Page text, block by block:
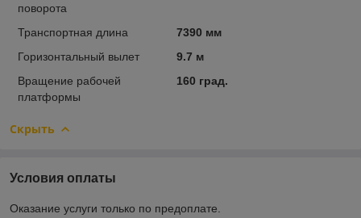
поворота
Транспортная длина
7390 мм
Горизонтальный вылет
9.7 м
Вращение рабочей
платформы
160 град.
Скрыть
Условия оплаты
Оказание услуги только по предоплате.